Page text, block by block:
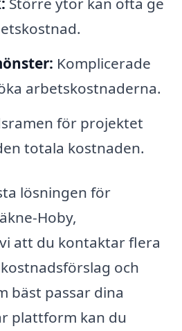
Komplicerade
arbetskostnaderna.
för projektet
totala kostnaden.
lösningen för
Hoby,
att du kontaktar flera
och
bäst passar dina
plattform kan du